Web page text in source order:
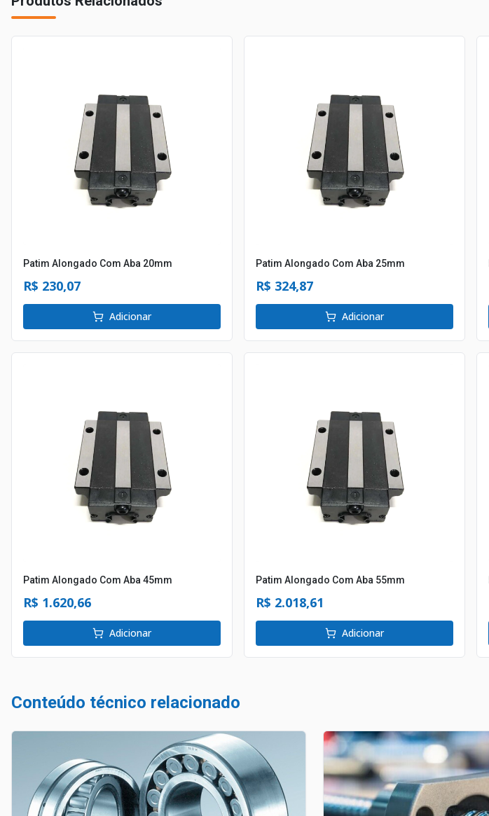
Patim Alongado Com Aba 20mm
R$ 230,07
Adicionar
Patim Alongado Com Aba 25mm
R$ 324,87
Adicionar
Patim Alongado Com Aba 45mm
R$ 1.620,66
Adicionar
Patim Alongado Com Aba 55mm
R$ 2.018,61
Adicionar
Conteúdo técnico relacionado